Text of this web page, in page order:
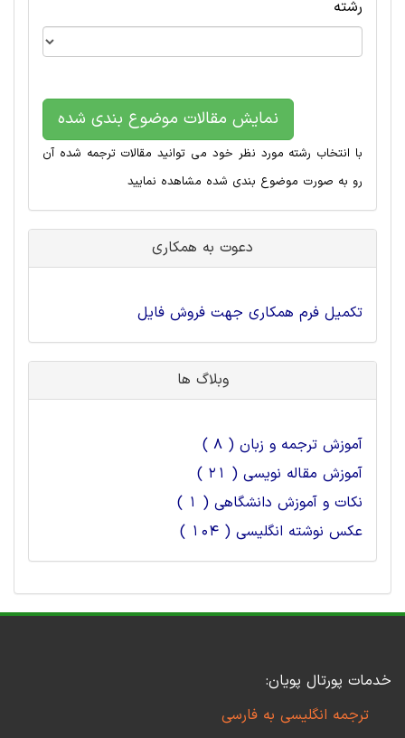
رشته
نمایش مقالات موضوع بندی شده
با انتخاب رشته مورد نظر خود می توانید مقالات ترجمه شده آن
رو به صورت موضوع بندی شده مشاهده نمایید
دعوت به همکاری
تکمیل فرم همکاری جهت فروش فایل
وبلاگ ها
آموزش ترجمه و زبان ( 8 )
آموزش مقاله نویسی ( 21 )
نکات و آموزش دانشگاهی ( 1 )
عکس نوشته انگلیسی ( 104 )
خدمات پورتال پویان:
ترجمه انگلیسی به فارسی